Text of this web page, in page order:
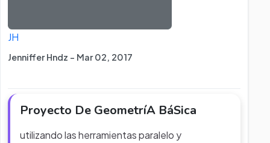
JH
Jenniffer Hndz - Mar 02, 2017
Proyecto De GeometríA BáSica
utilizando las herramientas paralelo y